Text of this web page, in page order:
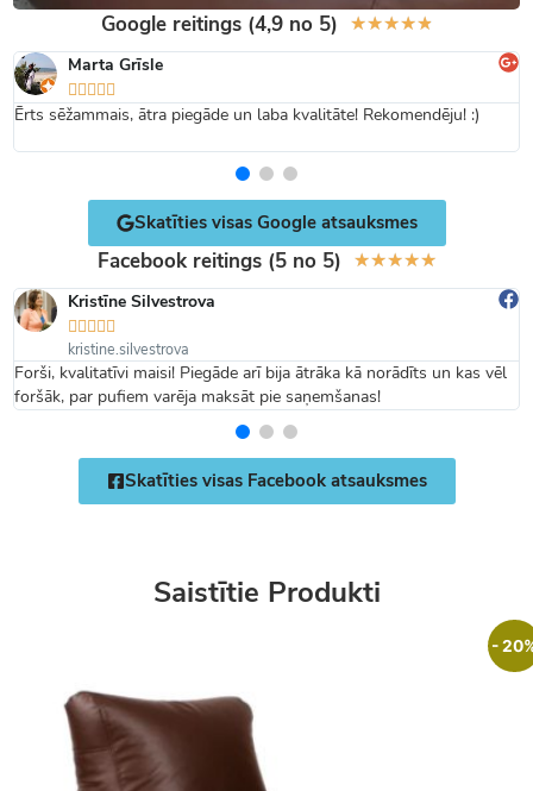
Google reitings (4,9 no 5) ★★★★★
Marta Grīsle

Ērts sēžammais, ātra piegāde un laba kvalitāte! Rekomendēju! :)
Skatīties visas Google atsauksmes
Facebook reitings (5 no 5) ★★★★★
Kristīne Silvestrova

kristine.silvestrova
Forši, kvalitatīvi maisi! Piegāde arī bija ātrāka kā norādīts un kas vēl
foršāk, par pufiem varēja maksāt pie saņemšanas!
Skatīties visas Facebook atsauksmes
Saistītie Produkti
-